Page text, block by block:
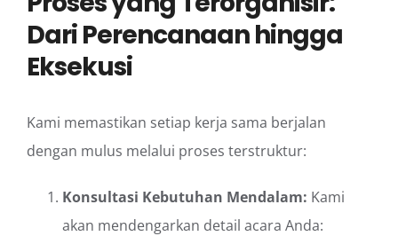
Dari Perencanaan hingga
Eksekusi
Kami memastikan setiap kerja sama berjalan
dengan mulus melalui proses terstruktur:
Konsultasi Kebutuhan Mendalam: Kami
akan mendengarkan detail acara Anda: